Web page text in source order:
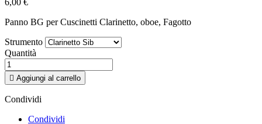
6,00 €
Panno BG per Cuscinetti Clarinetto, oboe, Fagotto
Strumento
Quantità
 Aggiungi al carrello
Condividi
Condividi